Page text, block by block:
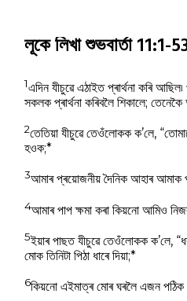
লূকে লিখা শুভবার্তা
1এদিন যীচুৱে এঠাইত প্ৰাৰ্থনা কৰি
সকলক প্ৰার্থনা কৰিবলৈ শিকালে;
2তেতিয়া যীচুৱে তেওঁলোকক ক’লে,
হওক;*
3আমাৰ প্ৰয়োজনীয় দৈনিক আহাৰ আমাক
4আমাৰ পাপ ক্ষমা কৰা কিয়নো আমিও
5ইয়াৰ পাছত যীচুৱে তেওঁলোকক ক’লে,
মোক তিনিটা পিঠা ধাৰে দিয়া;*
6কিয়নো এইমাত্ৰ মোৰ ঘৰলৈ এজন